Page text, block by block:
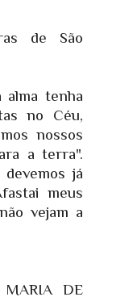
de São
alma tenha
no Céu,
nossos
a terra".
já
meus
vejam a
MARIA DE